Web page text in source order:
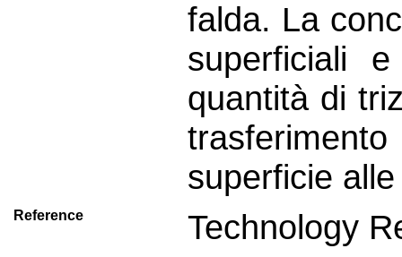
falda. La
superficiali
quantità di
superficie
Reference Technology